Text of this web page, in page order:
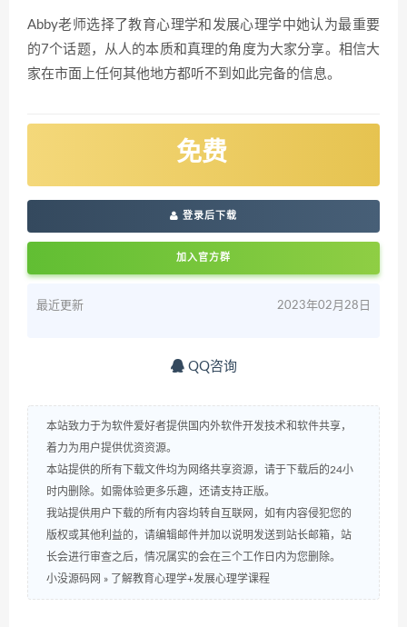
Abby老师选择了教育心理学和发展心理学中她认为最重要
的7个话题，从人的本质和真理的角度为大家分享。相信大
家在市面上任何其他地方都听不到如此完备的信息。
免费
登录后下载
加入官方群
最近更新 2023年02月28日
QQ咨询
本站致力于为软件爱好者提供国内外软件开发技术和软件共享，
着力为用户提供优资资源。
本站提供的所有下载文件均为网络共享资源，请于下载后的24小
时内删除。如需体验更多乐趣，还请支持正版。
我站提供用户下载的所有内容均转自互联网，如有内容侵犯您的
版权或其他利益的，请编辑邮件并加以说明发送到站长邮箱，站
长会进行审查之后，情况属实的会在三个工作日内为您删除。
小没源码网 » 了解教育心理学+发展心理学课程